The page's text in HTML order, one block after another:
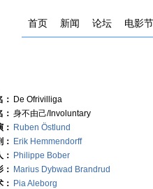
首页 新闻 论坛 电影节
： De Ofrivilliga
身不由己/Involuntary
： Ruben Östlund
： Erik Hemmendorff
Philippe Bober
： Marius Dybwad Brandrud
： Pia Aleborg